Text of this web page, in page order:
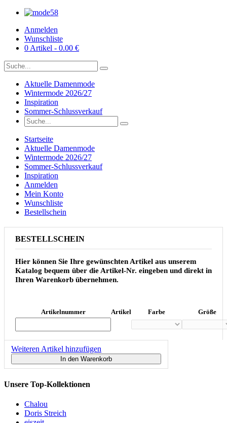
Anmelden
Wunschliste
0 Artikel - 0.00 €
Aktuelle Damenmode
Wintermode 2026/27
Inspiration
Sommer-Schlussverkauf
Startseite
Aktuelle Damenmode
Wintermode 2026/27
Sommer-Schlussverkauf
Inspiration
Anmelden
Mein Konto
Wunschliste
Bestellschein
BESTELLSCHEIN
Hier können Sie Ihre gewünschten Artikel aus unserem
Katalog bequem über die Artikel-Nr. eingeben und direkt in
Ihren Warenkorb übernehmen.
Artikelnummer Artikel Farbe Größe
Weiteren Artikel hinzufügen
In den Warenkorb
Unsere Top-Kollektionen
Chalou
Doris Streich